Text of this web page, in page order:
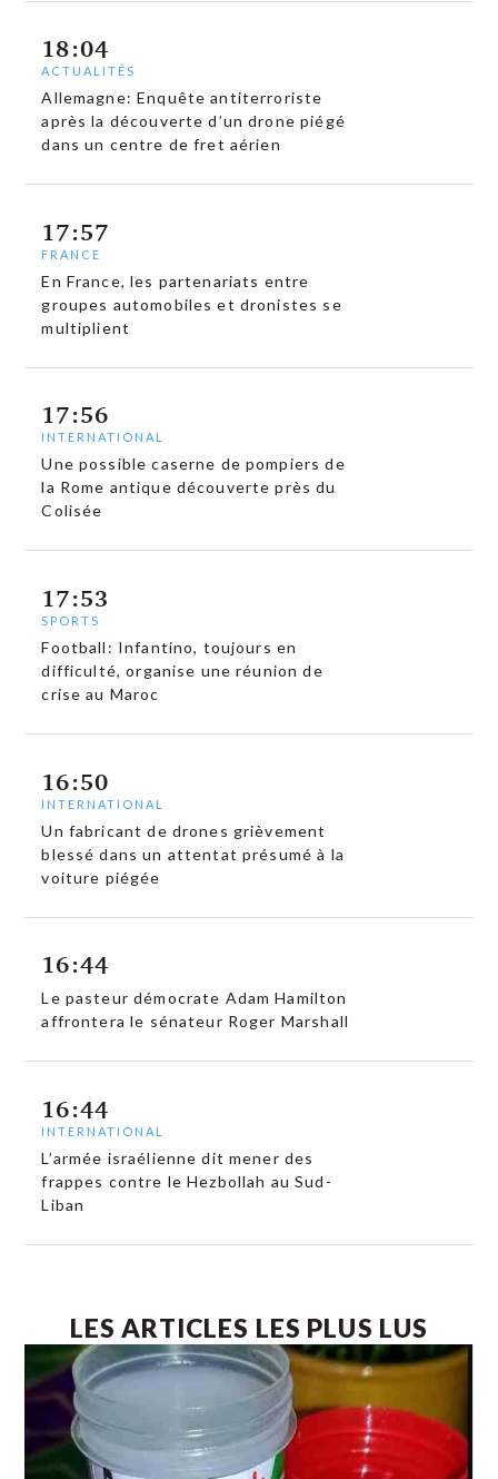
18:04
ACTUALITÉS
Allemagne: Enquête antiterroriste
après la découverte d’un drone piégé
dans un centre de fret aérien
17:57
FRANCE
En France, les partenariats entre
groupes automobiles et dronistes se
multiplient
17:56
INTERNATIONAL
Une possible caserne de pompiers de
la Rome antique découverte près du
Colisée
17:53
SPORTS
Football: Infantino, toujours en
difficulté, organise une réunion de
crise au Maroc
16:50
INTERNATIONAL
Un fabricant de drones grièvement
blessé dans un attentat présumé à la
voiture piégée
16:44
Le pasteur démocrate Adam Hamilton
affrontera le sénateur Roger Marshall
16:44
INTERNATIONAL
L’armée israélienne dit mener des
frappes contre le Hezbollah au Sud-
Liban
LES ARTICLES LES PLUS LUS